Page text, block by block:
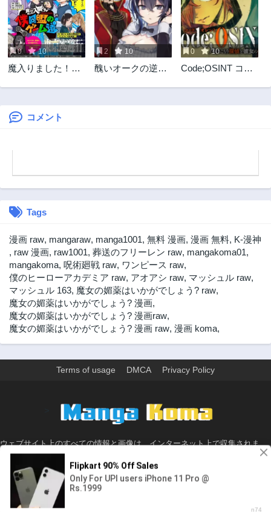
0 10
魔入りました！入
2 10
醜いオークの逆
した喪男の受難
0 10
Code;OSINT コー
猟犬
コメント
Tags
漫画 raw, mangaraw, manga1001, 無料 漫画, 漫画 無料, K-漫神
, raw 漫画, raw1001, 葬送のフリーレン raw, mangakoma01,
mangakoma, 呪術廻戦 raw, ワンピース raw,
僕のヒーローアカデミア raw, アオアシ raw, マッシュル raw,
マッシュル 163, 魔女の媚薬はいかがでしょう? raw,
魔女の媚薬はいかがでしょう? 漫画,
魔女の媚薬はいかがでしょう? 漫画raw,
魔女の媚薬はいかがでしょう? 漫画 raw, 漫画 koma,
Terms of usage DMCA Privacy Policy
ウェブサイト上のすべての情報と画像は、インターネット上で収集されま
す。 このウェブサイトの情報については、所有していないか、責任を負いま
せん。 個人や組織に影響を与える場合は、必要に応じて、すぐに検討して削
除します。